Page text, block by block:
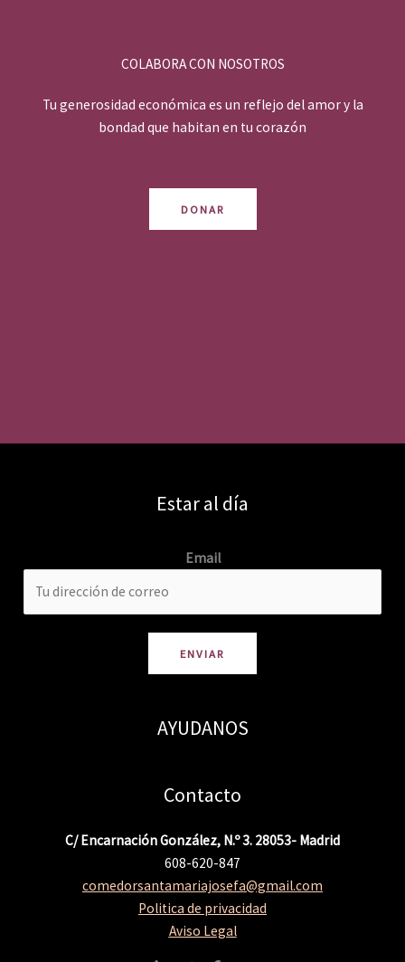
COLABORA CON NOSOTROS
Tu generosidad económica es un reflejo del amor y la
bondad que habitan en tu corazón
DONAR
Estar al día
Email
ENVIAR
AYUDANOS
Contacto
C/ Encarnación González, N.º 3. 28053- Madrid
608-620-847
comedorsantamariajosefa@gmail.com
Politica de privacidad
Aviso Legal